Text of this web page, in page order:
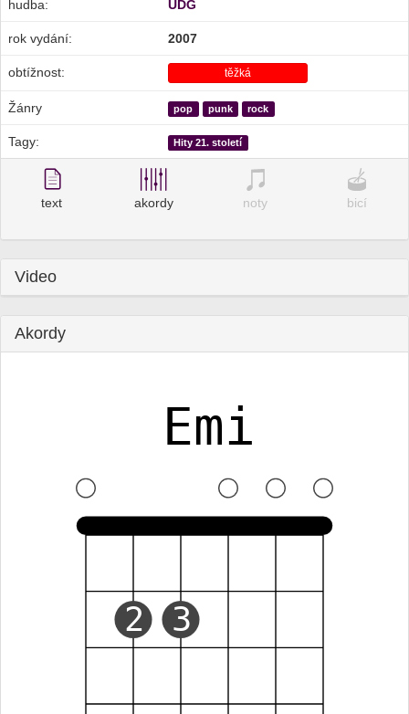
hudba: UDG
rok vydání: 2007
obtížnost: těžká
Žánry pop punk rock
Tagy: Hity 21. století
text akordy noty bicí
Video
Akordy
Emi
2 3